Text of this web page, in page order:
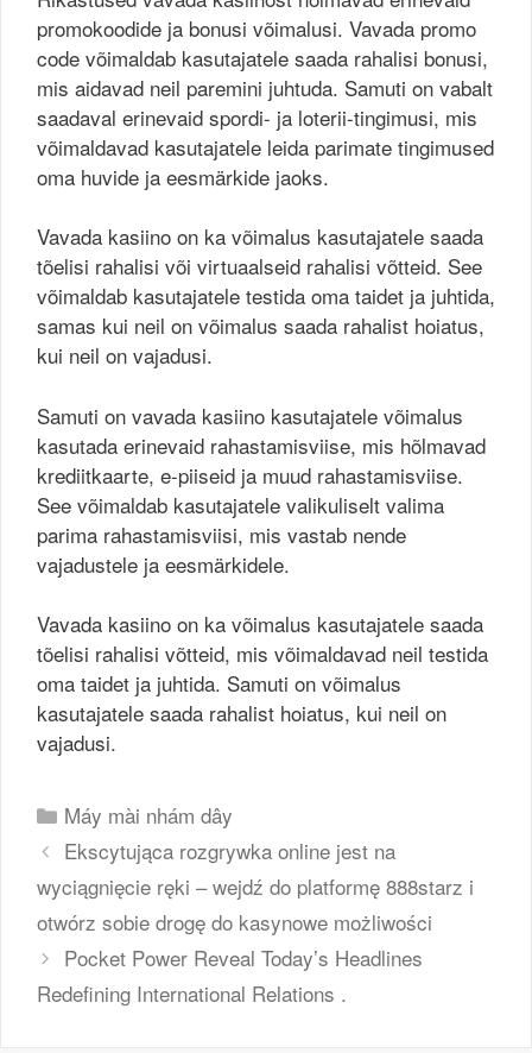
promokoodide ja bonusi võimalusi. Vavada promo
code võimaldab kasutajatele saada rahalisi bonusi,
mis aidavad neil paremini juhtuda. Samuti on vabalt
saadaval erinevaid spordi- ja loterii-tingimusi, mis
võimaldavad kasutajatele leida parimate tingimused
oma huvide ja eesmärkide jaoks.
Vavada kasiino on ka võimalus kasutajatele saada
tõelisi rahalisi või virtuaalseid rahalisi võtteid. See
võimaldab kasutajatele testida oma taidet ja juhtida,
samas kui neil on võimalus saada rahalist hoiatus,
kui neil on vajadusi.
Samuti on vavada kasiino kasutajatele võimalus
kasutada erinevaid rahastamisviise, mis hõlmavad
krediitkaarte, e-piiseid ja muud rahastamisviise.
See võimaldab kasutajatele valikuliselt valima
parima rahastamisviisi, mis vastab nende
vajadustele ja eesmärkidele.
Vavada kasiino on ka võimalus kasutajatele saada
tõelisi rahalisi võtteid, mis võimaldavad neil testida
oma taidet ja juhtida. Samuti on võimalus
kasutajatele saada rahalist hoiatus, kui neil on
vajadusi.
Danh
mục
Máy mài nhám dây
Ekscytująca rozgrywka online jest na
wyciągnięcie ręki – wejdź do platformę 888starz i
otwórz sobie drogę do kasynowe możliwości
Pocket Power Reveal Today’s Headlines
Redefining International Relations .